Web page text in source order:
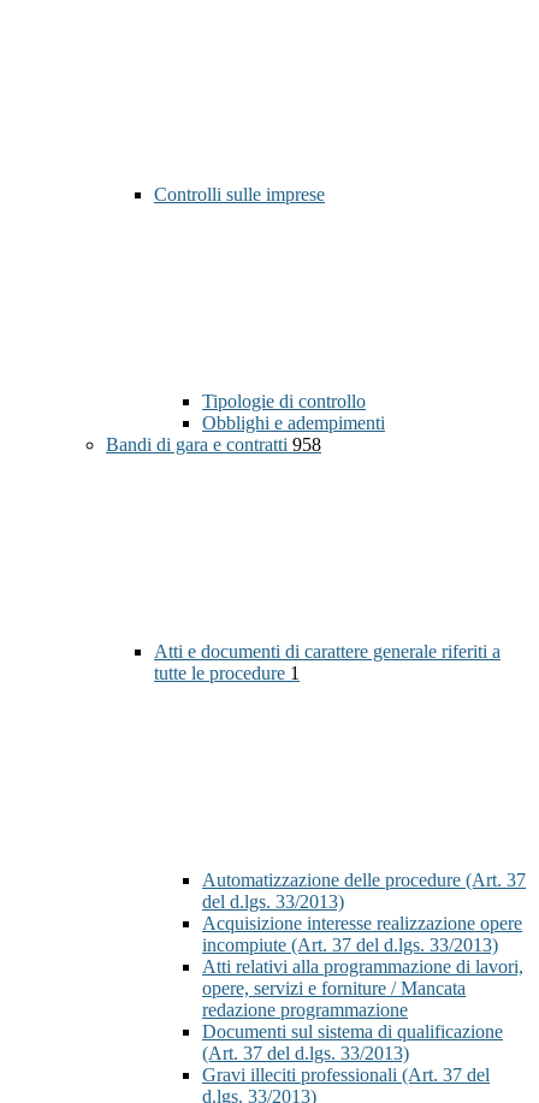
Controlli sulle imprese
Tipologie di controllo
Obblighi e adempimenti
Bandi di gara e contratti 958
Atti e documenti di carattere generale riferiti a
tutte le procedure 1
Automatizzazione delle procedure (Art. 37
del d.lgs. 33/2013)
Acquisizione interesse realizzazione opere
incompiute (Art. 37 del d.lgs. 33/2013)
Atti relativi alla programmazione di lavori,
opere, servizi e forniture / Mancata
redazione programmazione
Documenti sul sistema di qualificazione
(Art. 37 del d.lgs. 33/2013)
Gravi illeciti professionali (Art. 37 del
d.lgs. 33/2013)